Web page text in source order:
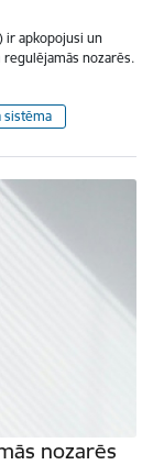
ir apkopojusi un
nozarēs.
sistēma
nozarēs